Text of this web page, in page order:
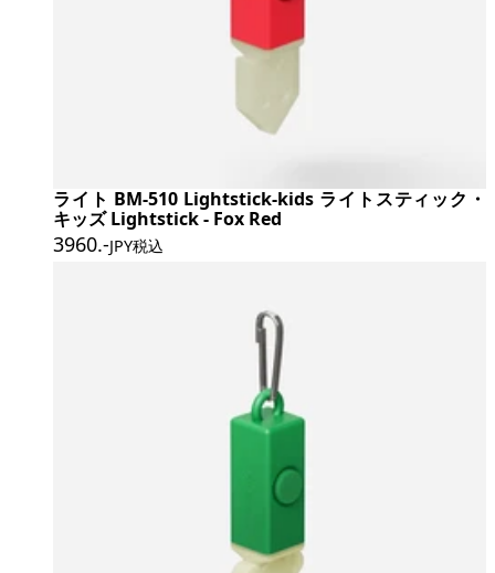
ライト BM-510 Lightstick-kids ライトスティック・
キッズ Lightstick - Fox Red
3960.-JPY税込